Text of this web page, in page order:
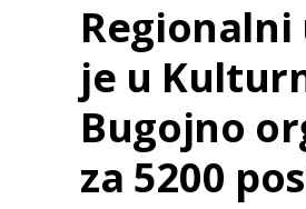
je u
Bugojno
za 5200